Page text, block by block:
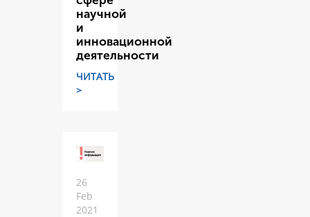
научной
и
инновационной
деятельности
ЧИТАТЬ
>
26
Feb
2021